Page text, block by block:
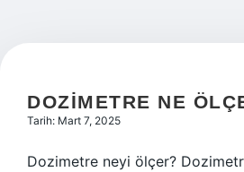
DOZIMETRE NE
Tarih: Mart 7, 2025
Dozimetre neyi ölçer?